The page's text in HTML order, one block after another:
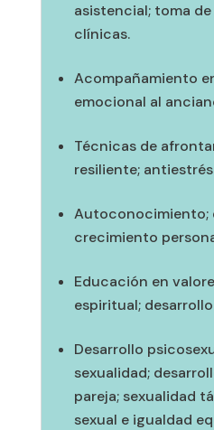
asistencial; toma
clínicas.
Acompañamiento
emocional al
Técnicas de
resiliente;
Autoconocimiento;
crecimiento
Educación en
espiritual;
Desarrollo
sexualidad;
pareja; sexualidad
sexual e igualdad